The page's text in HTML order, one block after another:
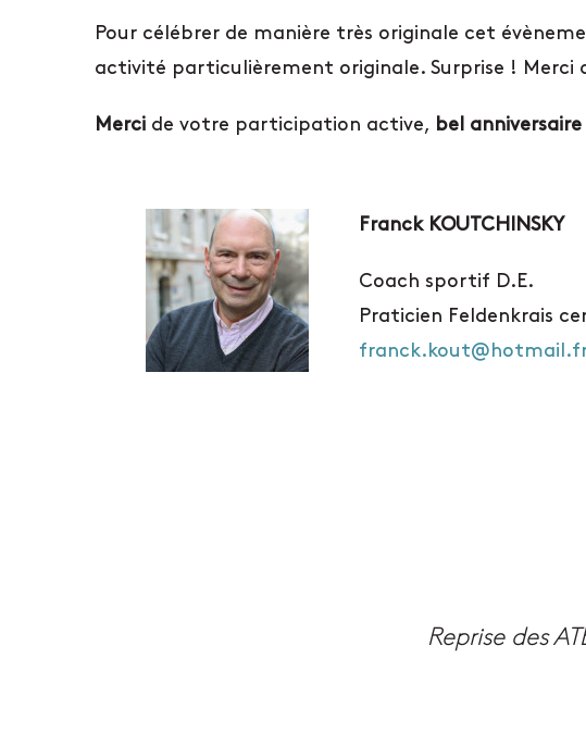
Pour célébrer de manière très originale cet
activité particulièrement originale. Surprise !
Mercide votre participation active, bel anniversaire
Franck KOUTCHINSKY
Coach sportif D.E.
Praticien Feldenkrais